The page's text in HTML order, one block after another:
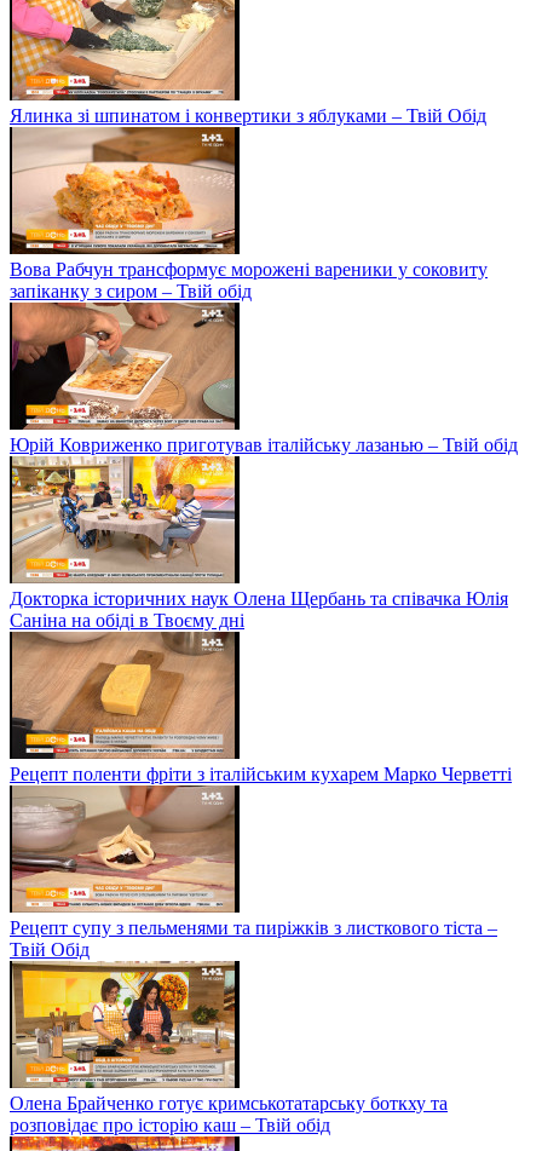
Ялинка зі шпинатом і конвертики з яблуками – Твій Обід
Вова Рабчун трансформує морожені вареники у соковиту
запіканку з сиром – Твій обід
Юрій Ковриженко приготував італійську лазанью – Твій обід
Докторка історичних наук Олена Щербань та співачка Юлія
Саніна на обіді в Твоєму дні
Рецепт поленти фріти з італійським кухарем Марко Черветті
Рецепт супу з пельменями та пиріжків з листкового тіста –
Твій Обід
Олена Брайченко готує кримськотатарську боткху та
розповідає про історію каш – Твій обід